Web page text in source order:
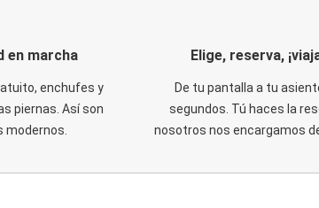
en marcha
enchufes y
piernas. Así son
modernos.
Elige, reserva,
De tu pantalla a tu
segundos. Tú haces la
nosotros nos encargamos